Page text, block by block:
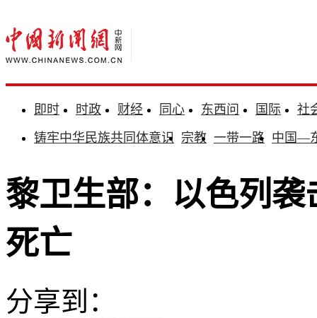
即时 时政 财经 同心 东西问 国际
社
铸牢中华民族共同体意识 宗教 一带一路 中国—
黎卫生部：以色列袭
死亡
分享到：